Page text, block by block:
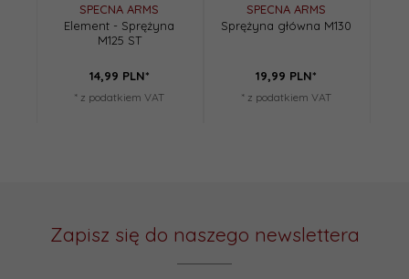
SPECNA ARMS
Element - Sprężyna
M125 ST
14,99 PLN*
* z podatkiem VAT
SPECNA ARMS
Sprężyna główna M130
19,99 PLN*
* z podatkiem VAT
Zapisz się do naszego newslettera